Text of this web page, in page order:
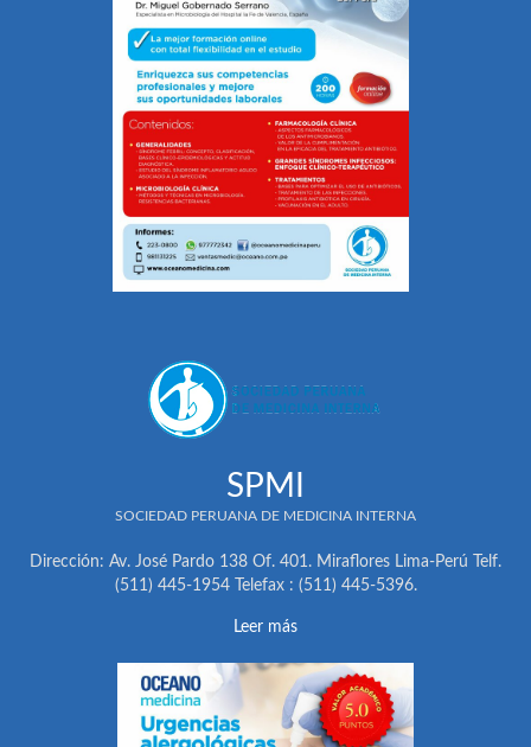
SPMI
SOCIEDAD PERUANA DE MEDICINA INTERNA
Dirección: Av. José Pardo 138 Of. 401. Miraflores Lima-Perú Telf.
(511) 445-1954 Telefax : (511) 445-5396.
Leer más